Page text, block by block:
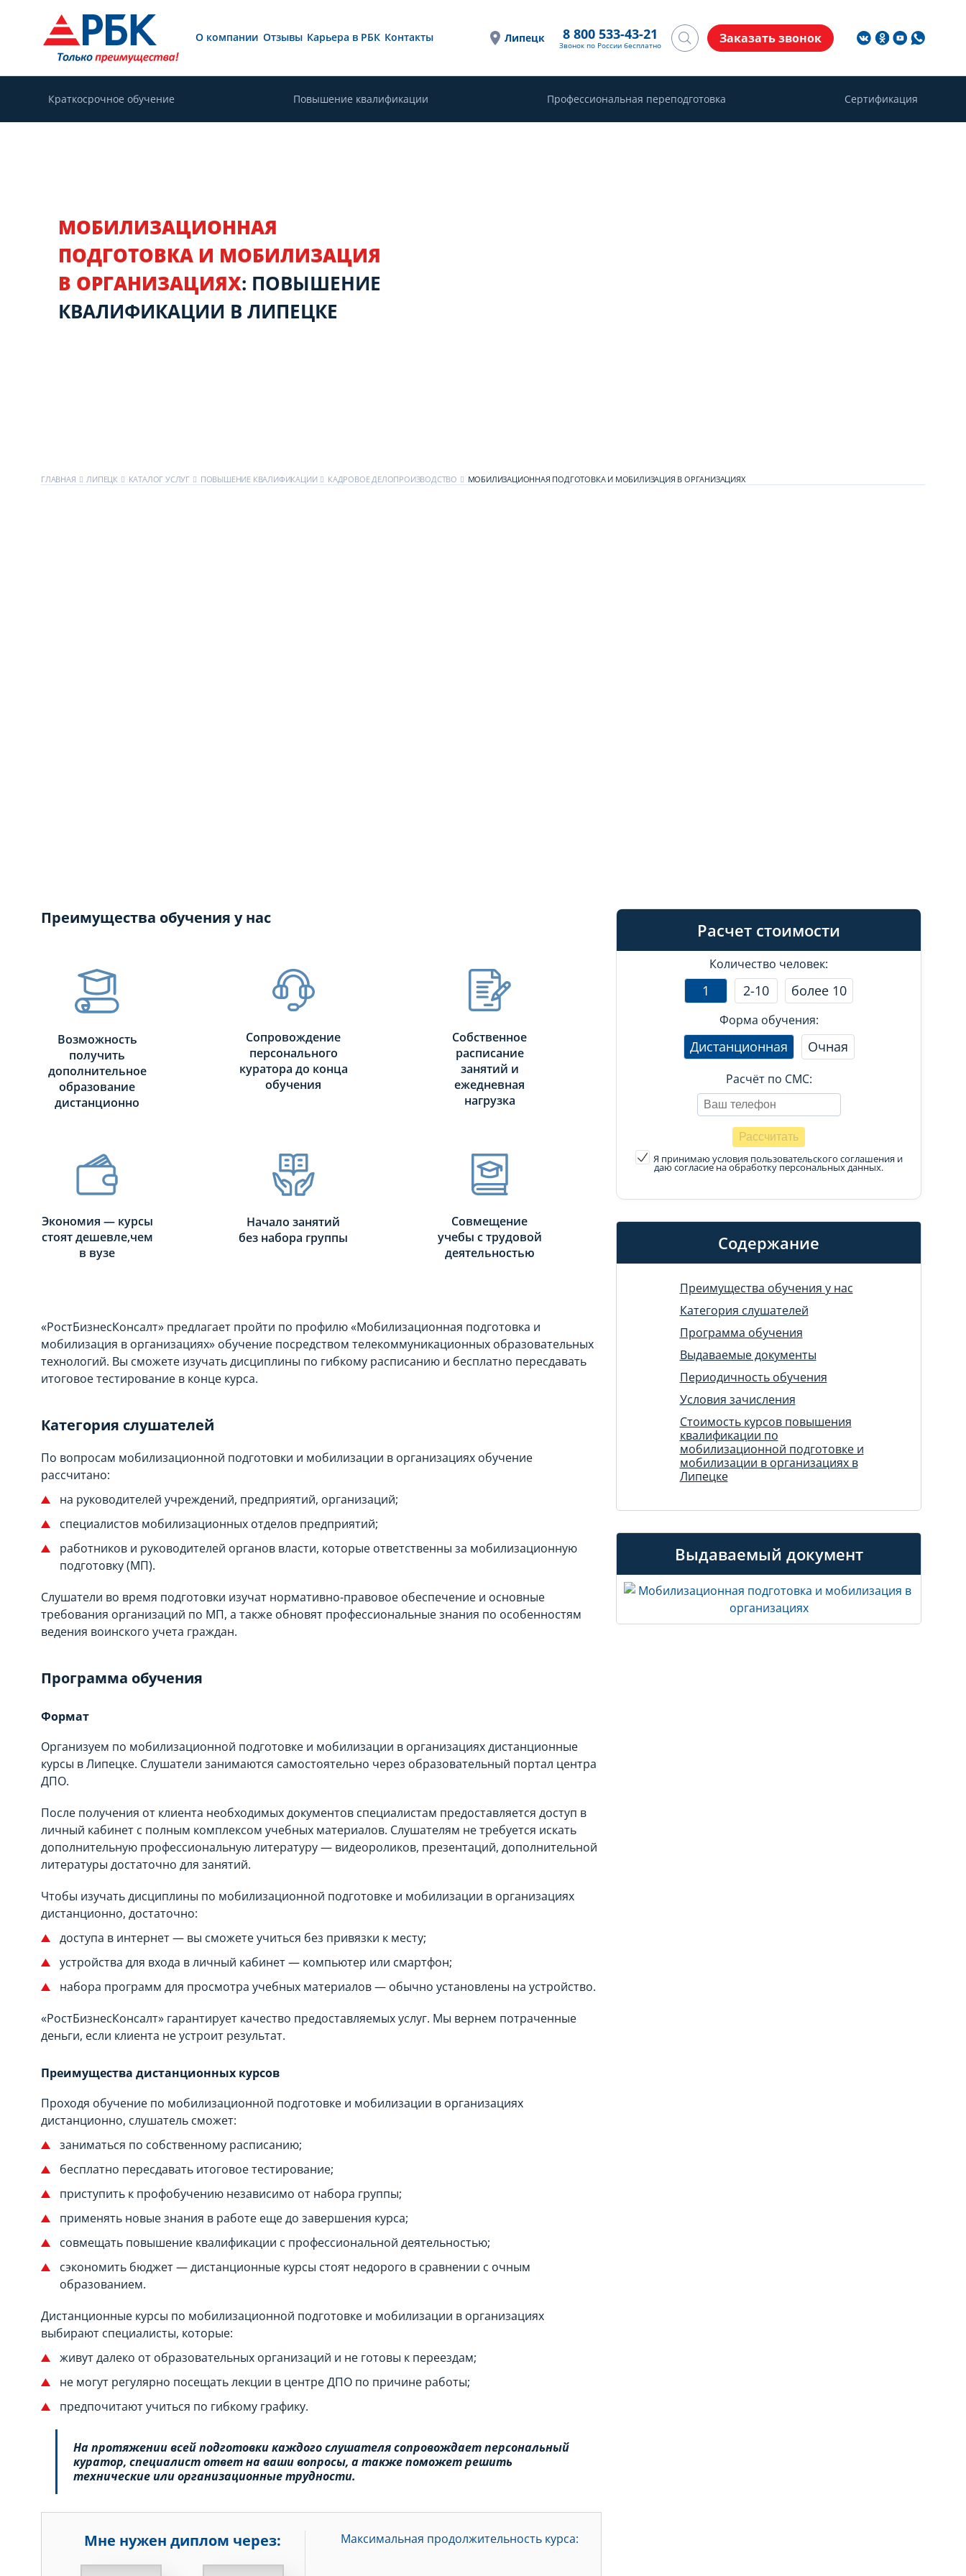
МОБИЛИЗАЦИОННАЯ
ПОДГОТОВКА И МОБИЛИЗАЦИЯ
В ОРГАНИЗАЦИЯХ: ПОВЫШЕНИЕ
КВАЛИФИКАЦИИ В ЛИПЕЦКЕ
ГЛАВНАЯ ЛИПЕЦК КАТАЛОГ УСЛУГ ПОВЫШЕНИЕ КВАЛИФИКАЦИИ КАДРОВОЕ ДЕЛОПРОИЗВОДСТВО МОБИЛИЗАЦИОННАЯ ПОДГОТОВКА И МОБИЛИЗАЦИЯ В ОРГАНИЗАЦИЯХ
Расчет стоимости
Количество человек:
1 2-10 более 10
Форма обучения:
Дистанционная Очная
Расчёт по СМС:
Я принимаю условия пользовательского соглашения и
даю согласие на обработку персональных данных.
Содержание
Преимущества обучения у нас
Категория слушателей
Программа обучения
Выдаваемые документы
Периодичность обучения
Условия зачисления
Стоимость курсов повышения
квалификации по
мобилизационной подготовке и
мобилизации в организациях в
Липецке
Выдаваемый документ
Преимущества обучения у нас
Возможность
получить
дополнительное
образование
дистанционно
Сопровождение
персонального
куратора до конца
обучения
Собственное
расписание
занятий и
ежедневная
нагрузка
Экономия — курсы
стоят дешевле,чем
в вузе
Начало занятий
без набора группы
Совмещение
учебы с трудовой
деятельностью
«РостБизнесКонсалт» предлагает пройти по профилю «Мобилизационная подготовка и
мобилизация в организациях» обучение посредством телекоммуникационных образовательных
технологий. Вы сможете изучать дисциплины по гибкому расписанию и бесплатно пересдавать
итоговое тестирование в конце курса.
Категория слушателей
По вопросам мобилизационной подготовки и мобилизации в организациях обучение
рассчитано:
на руководителей учреждений, предприятий, организаций;
специалистов мобилизационных отделов предприятий;
работников и руководителей органов власти, которые ответственны за мобилизационную
подготовку (МП).
Слушатели во время подготовки изучат нормативно-правовое обеспечение и основные
требования организаций по МП, а также обновят профессиональные знания по особенностям
ведения воинского учета граждан.
Программа обучения
Формат
Организуем по мобилизационной подготовке и мобилизации в организациях дистанционные
курсы в Липецке. Слушатели занимаются самостоятельно через образовательный портал центра
ДПО.
После получения от клиента необходимых документов специалистам предоставляется доступ в
личный кабинет с полным комплексом учебных материалов. Слушателям не требуется искать
дополнительную профессиональную литературу — видеороликов, презентаций, дополнительной
литературы достаточно для занятий.
Чтобы изучать дисциплины по мобилизационной подготовке и мобилизации в организациях
дистанционно, достаточно:
доступа в интернет — вы сможете учиться без привязки к месту;
устройства для входа в личный кабинет — компьютер или смартфон;
набора программ для просмотра учебных материалов — обычно установлены на устройство.
«РостБизнесКонсалт» гарантирует качество предоставляемых услуг. Мы вернем потраченные
деньги, если клиента не устроит результат.
Преимущества дистанционных курсов
Проходя обучение по мобилизационной подготовке и мобилизации в организациях
дистанционно, слушатель сможет:
заниматься по собственному расписанию;
бесплатно пересдавать итоговое тестирование;
приступить к профобучению независимо от набора группы;
применять новые знания в работе еще до завершения курса;
совмещать повышение квалификации с профессиональной деятельностью;
сэкономить бюджет — дистанционные курсы стоят недорого в сравнении с очным
образованием.
Дистанционные курсы по мобилизационной подготовке и мобилизации в организациях
выбирают специалисты, которые:
живут далеко от образовательных организаций и не готовы к переездам;
не могут регулярно посещать лекции в центре ДПО по причине работы;
предпочитают учиться по гибкому графику.
На протяжении всей подготовки каждого слушателя сопровождает персональный
куратор, специалист ответ на ваши вопросы, а также поможет решить
технические или организационные трудности.
Мне нужен диплом через:
НЕДЕЛЬ
Максимальная продолжительность курса:
О компании Отзывы Карьера в РБК Контакты Липецк 8 800 533-43-21
Звонок по России бесплатно Заказать звонок
Краткосрочное обучение Повышение квалификации Профессиональная переподготовка Сертификация